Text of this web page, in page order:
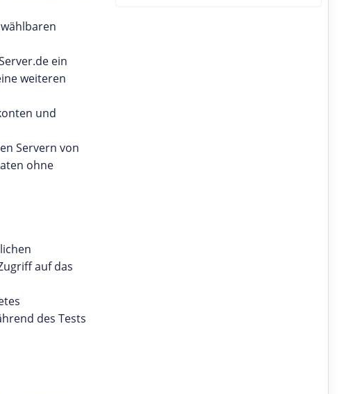
ein
weiteren
und
Servern von
ohne
auf das
des Tests